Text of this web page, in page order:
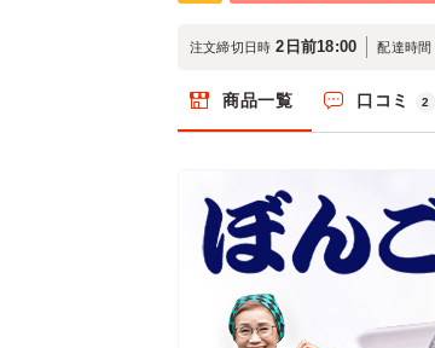
注文締切日時 2日前18:00 配達時間
商品一覧 口コミ 2